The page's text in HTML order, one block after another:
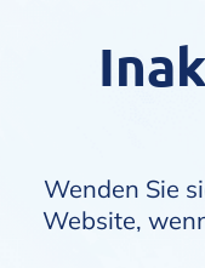
Wenden Sie
Website,